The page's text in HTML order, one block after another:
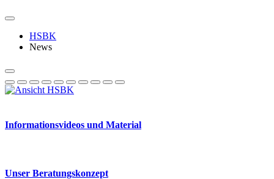
HSBK
News
Informationsvideos und Material
Unser Beratungskonzept